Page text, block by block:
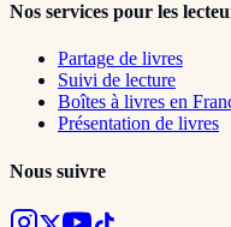
Nos services pour les
Partage de livres
Suivi de lecture
Boîtes à livres en
Présentation de livres
Nous suivre